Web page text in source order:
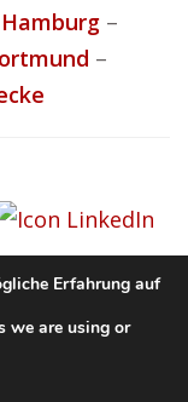
Hamburg –
–
Erfahrung auf
we are using or